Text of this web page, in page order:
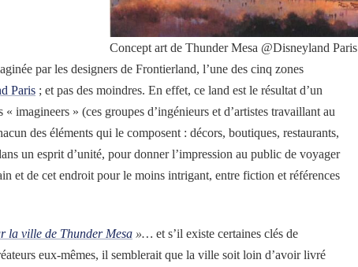
Concept art de Thunder Mesa @Disneyland Paris
par les designers de Frontierland, l’une des cinq zones
Paris ; et pas des moindres. En effet, ce land est le résultat d’un
imagineers » (ces groupes d’ingénieurs et d’artistes travaillant au
des éléments qui le composent : décors, boutiques, restaurants,
un esprit d’unité, pour donner l’impression au public de voyager
et de cet endroit pour le moins intrigant, entre fiction et références
la ville de Thunder Mesa »… et s’il existe certaines clés de
eux-mêmes, il semblerait que la ville soit loin d’avoir livré